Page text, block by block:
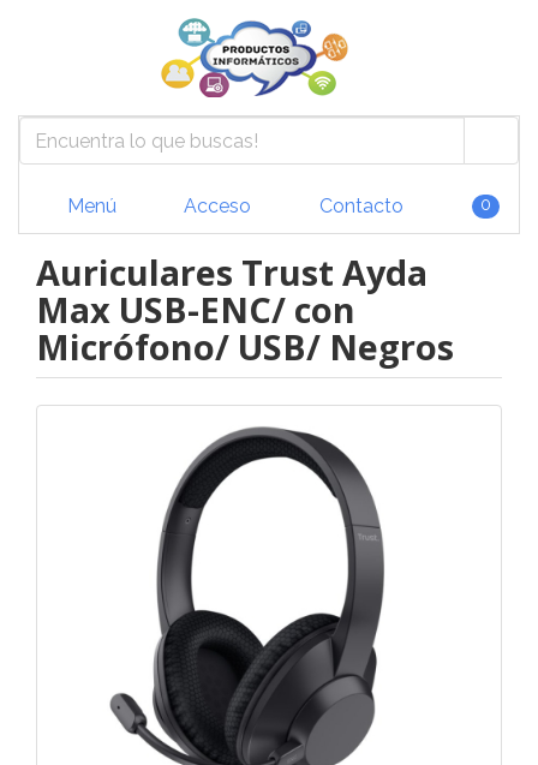
Menú Acceso Contacto 0
Auriculares Trust Ayda
Max USB-ENC/ con
Micrófono/ USB/ Negros